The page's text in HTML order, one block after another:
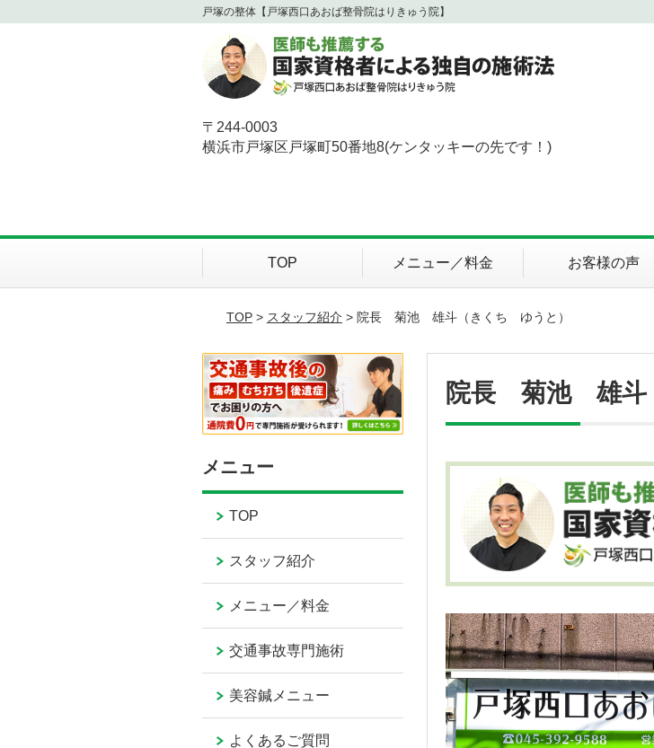
戸塚の整体【戸塚西口あおば整骨院はりきゅう院】
〒244-0003
横浜市戸塚区戸塚町50番地8(ケンタッキーの先です！)
TOP メニュー／料金 お客様の声
TOP> スタッフ紹介 > 院長 菊池 雄斗（きくち ゆうと）
院長 菊池 雄斗
メニュー
TOP
スタッフ紹介
メニュー／料金
交通事故専門施術
美容鍼メニュー
よくあるご質問